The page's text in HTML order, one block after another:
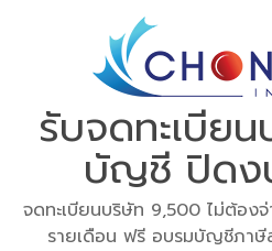
รับจดทะเบีย
บัญชี ปิดง
จดทะเบียนบริษัท 9,500 ไม่ต้อง
รายเดือน ฟรี อบรมบัญชีภาษี